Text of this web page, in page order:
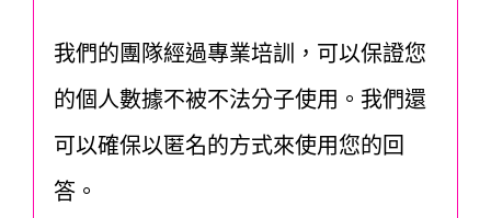
我們的團隊經過專業培訓，可以保證您
的個人數據不被不法分子使用。我們還
可以確保以匿名的方式來使用您的回
答。